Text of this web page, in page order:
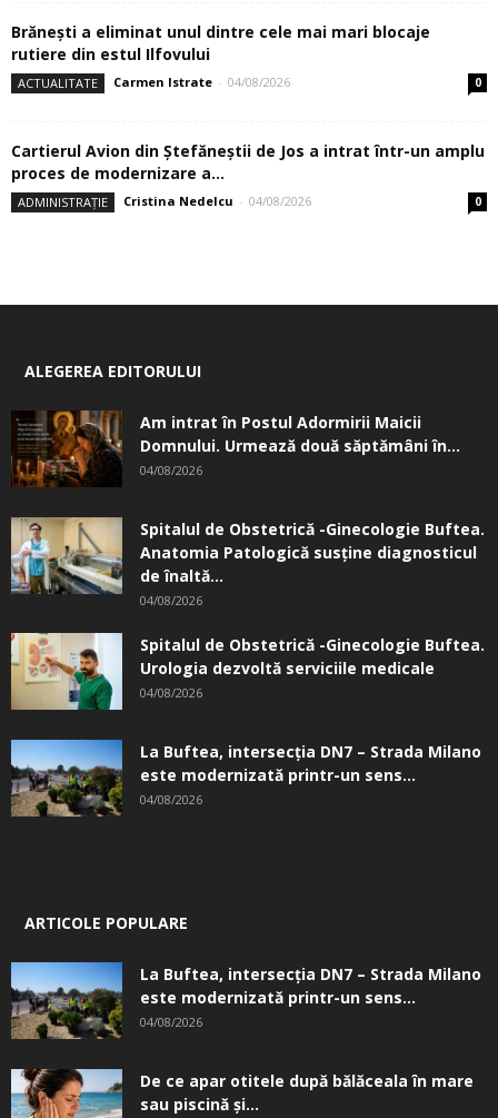
Brănești a eliminat unul dintre cele mai mari blocaje
rutiere din estul Ilfovului
ACTUALITATE Carmen Istrate - 04/08/2026 0
Cartierul Avion din Ştefăneştii de Jos a intrat într-un amplu
proces de modernizare a...
ADMINISTRAȚIE Cristina Nedelcu - 04/08/2026 0
ALEGEREA EDITORULUI
Am intrat în Postul Adormirii Maicii
Domnului. Urmează două săptămâni în...
04/08/2026
Spitalul de Obstetrică -Ginecologie Buftea.
Anatomia Patologică susţine diagnosticul
de înaltă...
04/08/2026
Spitalul de Obstetrică -Ginecologie Buftea.
Urologia dezvoltă serviciile medicale
04/08/2026
La Buftea, intersecţia DN7 – Strada Milano
este modernizată printr-un sens...
04/08/2026
ARTICOLE POPULARE
La Buftea, intersecţia DN7 – Strada Milano
este modernizată printr-un sens...
04/08/2026
De ce apar otitele după bălăceala în mare
sau piscină și...